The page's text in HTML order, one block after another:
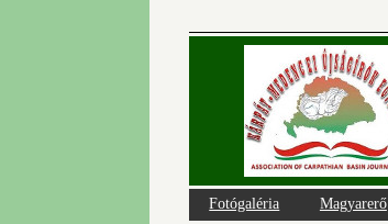
Fotógaléria Magyarerő